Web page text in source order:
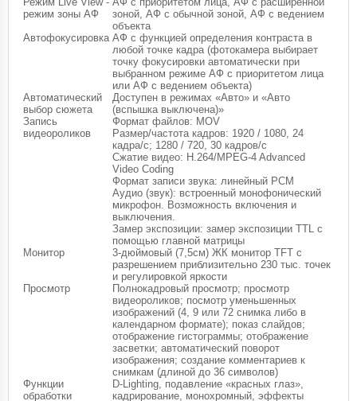
режим зоны АФ
зоной, АФ с обычной зоной, АФ с ведением
объекта
Автофокусировка АФ с функцией определения контраста в
любой точке кадра (фотокамера выбирает
точку фокусировки автоматически при
выбранном режиме АФ с приоритетом лица
или АФ с ведением объекта)
Автоматический
выбор сюжета
Доступен в режимах «Авто» и «Авто
(вспышка выключена)»
Запись
видеороликов
Формат файлов: MOV
Размер/частота кадров: 1920 / 1080, 24
кадра/с; 1280 / 720, 30 кадров/с
Сжатие видео: H.264/MPEG-4 Advanced
Video Coding
Формат записи звука: линейный РСМ
Аудио (звук): встроенный монофонический
микрофон. Возможность включения и
выключения.
Замер экспозиции: замер экспозиции TTL с
помощью главной матрицы
Монитор
3-дюймовый (7,5см) ЖК монитор TFT с
разрешением приблизительно 230 тыс. точек
и регулировкой яркости
Просмотр
Полнокадровый просмотр; просмотр
видеороликов; посмотр уменьшенных
изображений (4, 9 или 72 снимка либо в
календарном формате); показ слайдов;
отображение гистограммы; отображение
засветки; автоматический поворот
изображения; создание комментариев к
снимкам (длиной до 36 символов)
Функции
обработки
D-Lighting, подавление «красных глаз»,
кадрирование, монохромный, эффекты